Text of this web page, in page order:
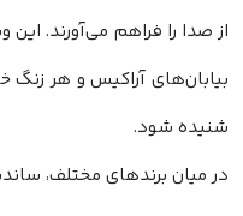
از صدا را فراهم می‌آورند.
بیابان‌های آراکیس و هر
شنیده شود.
در میان برندهای مختلف،